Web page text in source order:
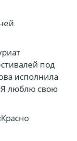
под
исполнила
люблю свою